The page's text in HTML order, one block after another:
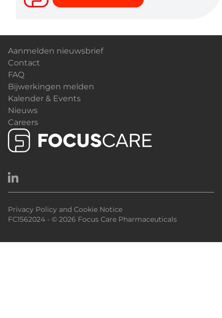
Aanmelden nieuwsbrief
Contact
FAQ
Bijwerkingen melden
Kalender & Events
Nieuws
Careers
Privacy Policy and Cookie Notice
FC1562024 - © 2026 Focus Care Pharmaceuticals